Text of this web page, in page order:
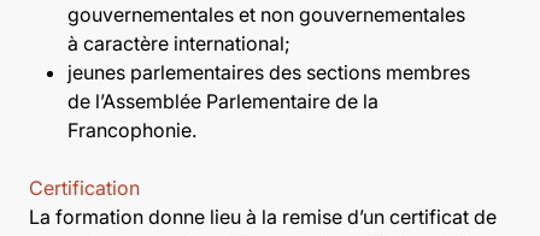
gouvernementales et non gouvernementales
à caractère international;
jeunes parlementaires des sections membres
de l’Assemblée Parlementaire de la
Francophonie.
Certification
La formation donne lieu à la remise d’un certificat de